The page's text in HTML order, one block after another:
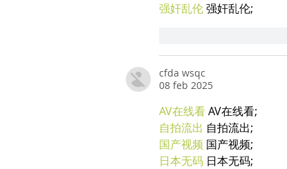
强奸乱伦 强奸乱伦;
cfda wsqc
08 feb 2025
AV在线看 AV在线看;
自拍流出 自拍流出;
国产视频 国产视频;
日本无码 日本无码;